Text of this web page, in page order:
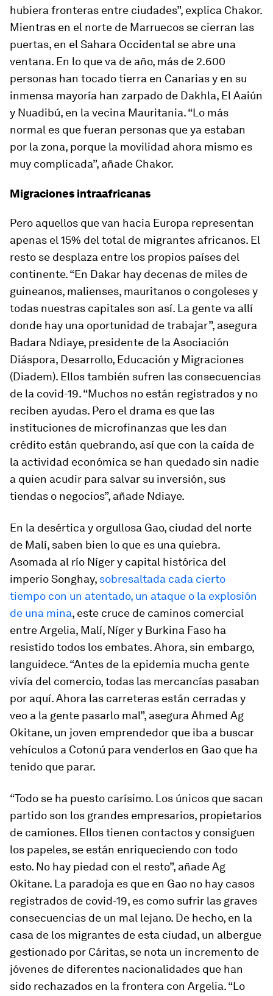
hubiera fronteras entre ciudades”, explica Chakor.
Mientras en el norte de Marruecos se cierran las
puertas, en el Sahara Occidental se abre una
ventana. En lo que va de año, más de 2.600
personas han tocado tierra en Canarias y en su
inmensa mayoría han zarpado de Dakhla, El Aaiún
y Nuadibú, en la vecina Mauritania. “Lo más
normal es que fueran personas que ya estaban
por la zona, porque la movilidad ahora mismo es
muy complicada”, añade Chakor.
Migraciones intraafricanas
Pero aquellos que van hacia Europa representan
apenas el 15% del total de migrantes africanos. El
resto se desplaza entre los propios países del
continente. “En Dakar hay decenas de miles de
guineanos, malienses, mauritanos o congoleses y
todas nuestras capitales son así. La gente va allí
donde hay una oportunidad de trabajar”, asegura
Badara Ndiaye, presidente de la Asociación
Diáspora, Desarrollo, Educación y Migraciones
(Diadem). Ellos también sufren las consecuencias
de la covid-19. “Muchos no están registrados y no
reciben ayudas. Pero el drama es que las
instituciones de microfinanzas que les dan
crédito están quebrando, así que con la caída de
la actividad económica se han quedado sin nadie
a quien acudir para salvar su inversión, sus
tiendas o negocios”, añade Ndiaye.
En la desértica y orgullosa Gao, ciudad del norte
de Malí, saben bien lo que es una quiebra.
Asomada al río Níger y capital histórica del
imperio Songhay, sobresaltada cada cierto
tiempo con un atentado, un ataque o la explosión
de una mina, este cruce de caminos comercial
entre Argelia, Malí, Níger y Burkina Faso ha
resistido todos los embates. Ahora, sin embargo,
languidece. “Antes de la epidemia mucha gente
vivía del comercio, todas las mercancías pasaban
por aquí. Ahora las carreteras están cerradas y
veo a la gente pasarlo mal”, asegura Ahmed Ag
Okitane, un joven emprendedor que iba a buscar
vehículos a Cotonú para venderlos en Gao que ha
tenido que parar.
“Todo se ha puesto carísimo. Los únicos que sacan
partido son los grandes empresarios, propietarios
de camiones. Ellos tienen contactos y consiguen
los papeles, se están enriqueciendo con todo
esto. No hay piedad con el resto”, añade Ag
Okitane. La paradoja es que en Gao no hay casos
registrados de covid-19, es como sufrir las graves
consecuencias de un mal lejano. De hecho, en la
casa de los migrantes de esta ciudad, un albergue
gestionado por Cáritas, se nota un incremento de
jóvenes de diferentes nacionalidades que han
sido rechazados en la frontera con Argelia. “Lo